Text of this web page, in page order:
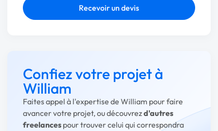
Recevoir un devis
Confiez votre projet à
William
Faites appel à l'expertise de William pour faire
avancer votre projet, ou découvrezd'autres
freelances pour trouver celui qui correspondra